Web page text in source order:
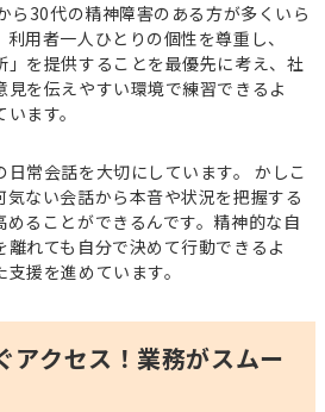
ら30代の精神障害のある方が多くいら
用者一人ひとりの個性を尊重し、
」を提供することを最優先に考え、社
を伝えやすい環境で練習できるよ
ます。
常会話を大切にしています。 かしこ
気ない会話から本音や状況を把握する
ることができるんです。精神的な自
れても自分で決めて行動できるよ
援を進めています。
アクセス！業務がスムー